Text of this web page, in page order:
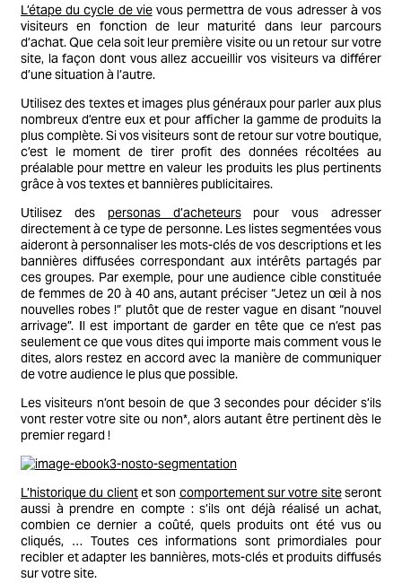
L’étape du cycle de vievous permettra de vous adresser à vos
visiteurs en fonction de leur maturité dans leur parcours
d’achat. Que cela soit leur première visite ou un retour sur votre
site, la façon dont vous allez accueillir vos visiteurs va différer
d’une situation à l’autre.
Utilisez des textes et images plus généraux pour parler aux plus
nombreux d’entre eux et pour afficher la gamme de produits la
plus complète. Si vos visiteurs sont de retour sur votre boutique,
c’est le moment de tirer profit des données récoltées au
préalable pour mettre en valeur les produits les plus pertinents
grâce à vos textes et bannières publicitaires.
Utilisez des personas d’acheteurspour vous adresser
directement à ce type de personne. Les listes segmentées vous
aideront à personnaliser les mots-clés de vos descriptions et les
bannières diffusées correspondant aux intérêts partagés par
ces groupes. Par exemple, pour une audience cible constituée
de femmes de 20 à 40 ans, autant préciser “Jetez un œil à nos
nouvelles robes !” plutôt que de rester vague en disant “nouvel
arrivage”. Il est important de garder en tête que ce n’est pas
seulement ce que vous dites qui importe mais comment vous le
dites, alors restez en accord avec la manière de communiquer
de votre audience le plus que possible.
Les visiteurs n’ont besoin de que 3 secondes pour décider s’ils
vont rester votre site ou non*, alors autant être pertinent dès le
premier regard !
L’historique du clientet son comportement sur votre siteseront
aussi à prendre en compte : s’ils ont déjà réalisé un achat,
combien ce dernier a coûté, quels produits ont été vus ou
cliqués, … Toutes ces informations sont primordiales pour
recibler et adapter les bannières, mots-clés et produits diffusés
sur votre site.